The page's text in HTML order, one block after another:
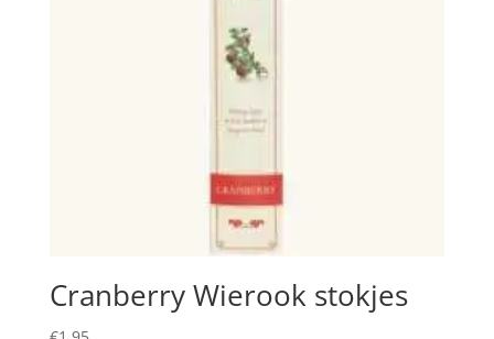
Cranberry Wierook stokjes